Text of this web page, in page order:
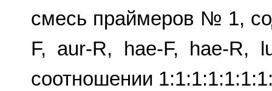
смесь праймеров № 1,
F, aur-R, hae-F, hae-R,
соотношении